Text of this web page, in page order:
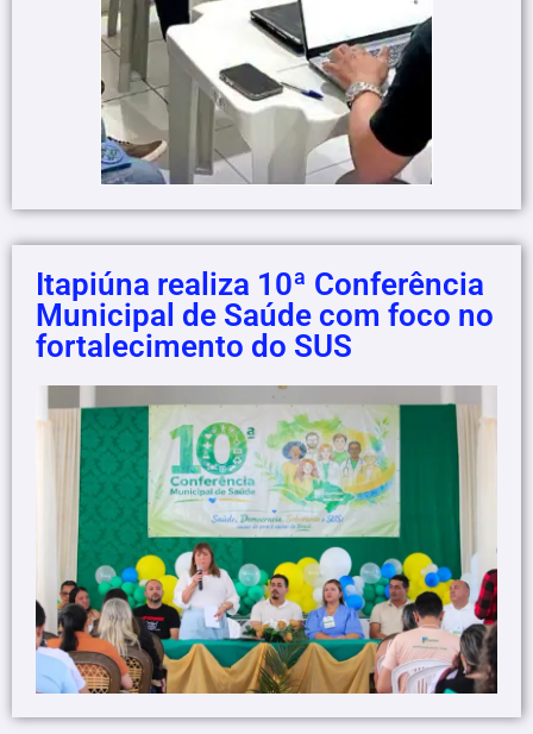
Itapiúna realiza 10ª Conferência
Municipal de Saúde com foco no
fortalecimento do SUS